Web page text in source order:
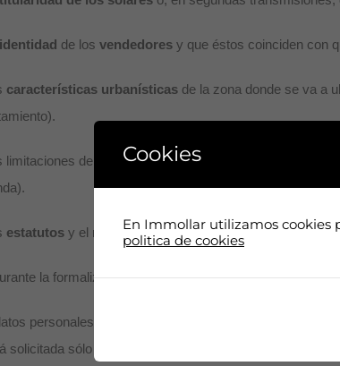
identidad de los vendedores y que éstos coinciden con
características urbanísticas de la zona donde se va a
limitaciones derivadas del régimen de
estatutos y el régimen depropiedad horizontalde la
la formalización de cualquier contrato que firme
personales propiamente dichos han de constar en
solicitada sólo en tanto en cuanto se establezcan
Cookies
En Immollar utilizamos cookies
politica de cookies